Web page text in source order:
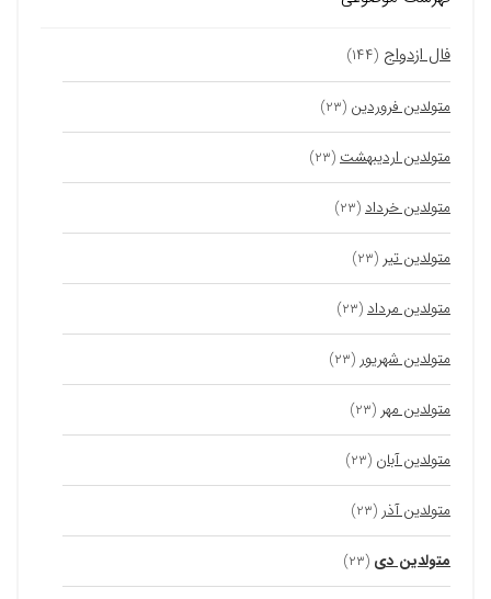
فال ازدواج (۱۴۴)
متولدین فروردین (۲۳)
متولدین اردیبهشت (۲۳)
متولدین خرداد (۲۳)
متولدین تیر (۲۳)
متولدین مرداد (۲۳)
متولدین شهریور (۲۳)
متولدین مهر (۲۳)
متولدین آبان (۲۳)
متولدین آذر (۲۳)
متولدین دی (۲۳)